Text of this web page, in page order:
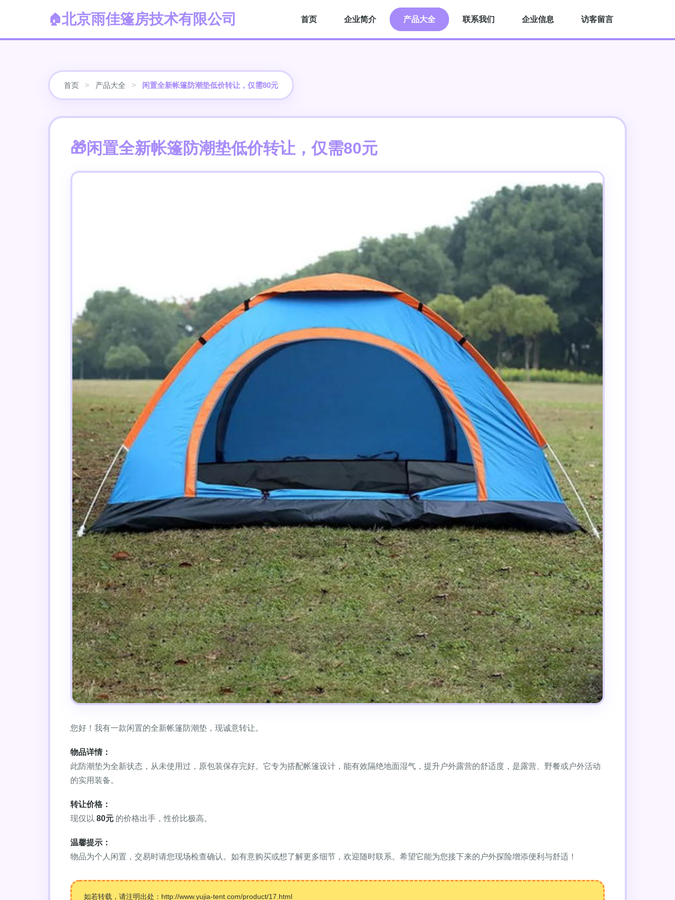
北京雨佳篷房技术有限公司 首页 企业简介 产品大全 联系我们 企业信息 访客留言
首页 > 产品大全 > 闲置全新帐篷防潮垫低价转让，仅需80元
闲置全新帐篷防潮垫低价转让，仅需80元
您好！我有一款闲置的全新帐篷防潮垫，现诚意转让。
物品详情：
此防潮垫为全新状态，从未使用过，原包装保存完好。它专为搭配帐篷设计，能有效隔绝地面湿气，提升户外露营的舒适度，是露营、野餐或户外活动
的实用装备。
转让价格：
现仅以 80元 的价格出手，性价比极高。
温馨提示：
物品为个人闲置，交易时请您现场检查确认。如有意购买或想了解更多细节，欢迎随时联系。希望它能为您接下来的户外探险增添便利与舒适！
如若转载，请注明出处：http://www.yujia-tent.com/product/17.html